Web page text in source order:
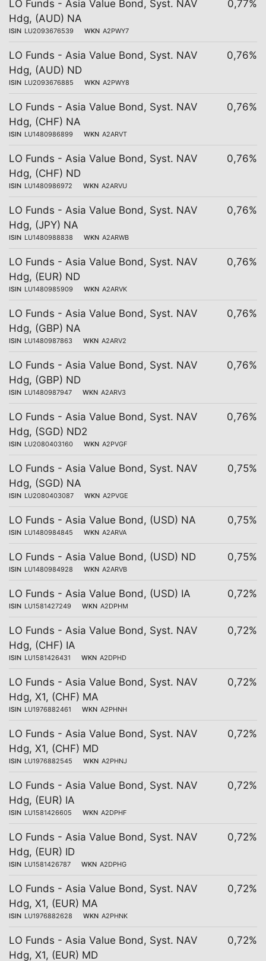
LO Funds - Asia Value Bond, Syst. NAV
Hdg, (AUD) NA
ISIN LU2093676539 WKN A2PWY7
0,77%
LO Funds - Asia Value Bond, Syst. NAV
Hdg, (AUD) ND
ISIN LU2093676885 WKN A2PWY8
0,76%
LO Funds - Asia Value Bond, Syst. NAV
Hdg, (CHF) NA
ISIN LU1480986899 WKN A2ARVT
0,76%
LO Funds - Asia Value Bond, Syst. NAV
Hdg, (CHF) ND
ISIN LU1480986972 WKN A2ARVU
0,76%
LO Funds - Asia Value Bond, Syst. NAV
Hdg, (JPY) NA
ISIN LU1480988838 WKN A2ARWB
0,76%
LO Funds - Asia Value Bond, Syst. NAV
Hdg, (EUR) ND
ISIN LU1480985909 WKN A2ARVK
0,76%
LO Funds - Asia Value Bond, Syst. NAV
Hdg, (GBP) NA
ISIN LU1480987863 WKN A2ARV2
0,76%
LO Funds - Asia Value Bond, Syst. NAV
Hdg, (GBP) ND
ISIN LU1480987947 WKN A2ARV3
0,76%
LO Funds - Asia Value Bond, Syst. NAV
Hdg, (SGD) ND2
ISIN LU2080403160 WKN A2PVGF
0,76%
LO Funds - Asia Value Bond, Syst. NAV
Hdg, (SGD) NA
ISIN LU2080403087 WKN A2PVGE
0,75%
LO Funds - Asia Value Bond, (USD) NA
ISIN LU1480984845 WKN A2ARVA
0,75%
LO Funds - Asia Value Bond, (USD) ND
ISIN LU1480984928 WKN A2ARVB
0,75%
LO Funds - Asia Value Bond, (USD) IA
ISIN LU1581427249 WKN A2DPHM
0,72%
LO Funds - Asia Value Bond, Syst. NAV
Hdg, (CHF) IA
ISIN LU1581426431 WKN A2DPHD
0,72%
LO Funds - Asia Value Bond, Syst. NAV
Hdg, X1, (CHF) MA
ISIN LU1976882461 WKN A2PHNH
0,72%
LO Funds - Asia Value Bond, Syst. NAV
Hdg, X1, (CHF) MD
ISIN LU1976882545 WKN A2PHNJ
0,72%
LO Funds - Asia Value Bond, Syst. NAV
Hdg, (EUR) IA
ISIN LU1581426605 WKN A2DPHF
0,72%
LO Funds - Asia Value Bond, Syst. NAV
Hdg, (EUR) ID
ISIN LU1581426787 WKN A2DPHG
0,72%
LO Funds - Asia Value Bond, Syst. NAV
Hdg, X1, (EUR) MA
ISIN LU1976882628 WKN A2PHNK
0,72%
LO Funds - Asia Value Bond, Syst. NAV
Hdg, X1, (EUR) MD
0,72%